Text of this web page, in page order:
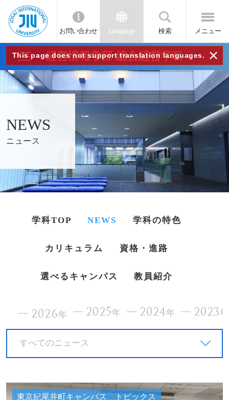
JIU
城西
大学
お問い合わせ Language 検索 メニュー
This page does not support translation languages. ×
経営情報学部 総合経営学科
NEWS
ニュース
学科TOP NEWS 学科の特色
カリキュラム 資格・進路
選べるキャンパス 教員紹介
2026年 2025年 2024年 2023年
すべてのニュース
東京紀尾井町キャンパス トピックス